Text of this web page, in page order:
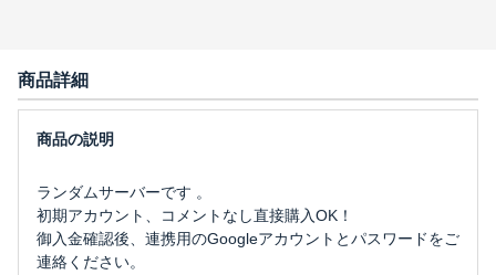
商品詳細
ランダムサーバーです 。
初期アカウント、コメントなし直接購入OK！
御入金確認後、連携用のGoogleアカウントとパスワードをご
連絡ください。